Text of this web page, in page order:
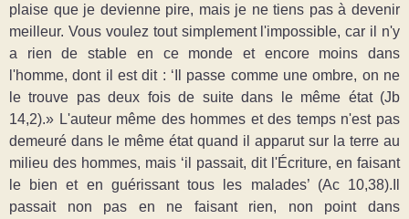
plaise que je devienne pire, mais je ne tiens pas à devenir
meilleur. Vous voulez tout simplement l'impossible, car il n'y
a rien de stable en ce monde et encore moins dans
l'homme, dont il est dit : ‘Il passe comme une ombre, on ne
le trouve pas deux fois de suite dans le même état (Jb
14,2).» L'auteur même des hommes et des temps n'est pas
demeuré dans le même état quand il apparut sur la terre au
milieu des hommes, mais ‘il passait, dit l'Écriture, en faisant
le bien et en guérissant tous les malades’ (Ac 10,38).Il
passait non pas en ne faisant rien, non point dans